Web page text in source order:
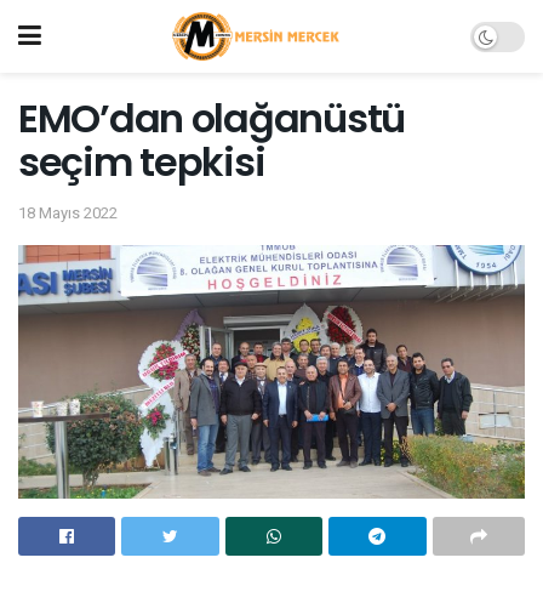
EMO’dan olağanüstü
seçim tepkisi
18 Mayıs 2022